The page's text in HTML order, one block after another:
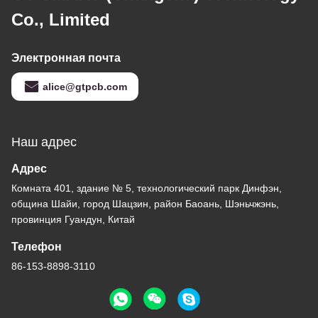
Co., Limited
Электронная почта
alice@gtpcb.com
Наш адрес
Адрес
Комната 401, здание № 5, технологический парк Динфэн,
община Шайи, город Шацзин, район Баоань, Шэньчжэнь,
провинция Гуандун, Китай
Телефон
86-153-8898-3110